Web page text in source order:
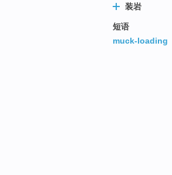
装岩
短语
muck-loading